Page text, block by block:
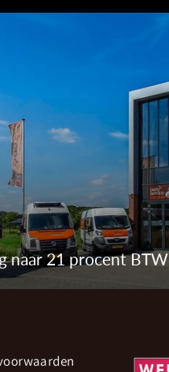
naar 21 procent BTW